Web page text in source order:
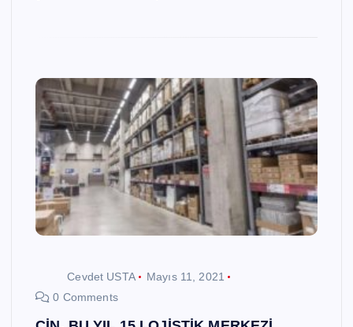
Cevdet USTA
Mayıs 11, 2021
0 Comments